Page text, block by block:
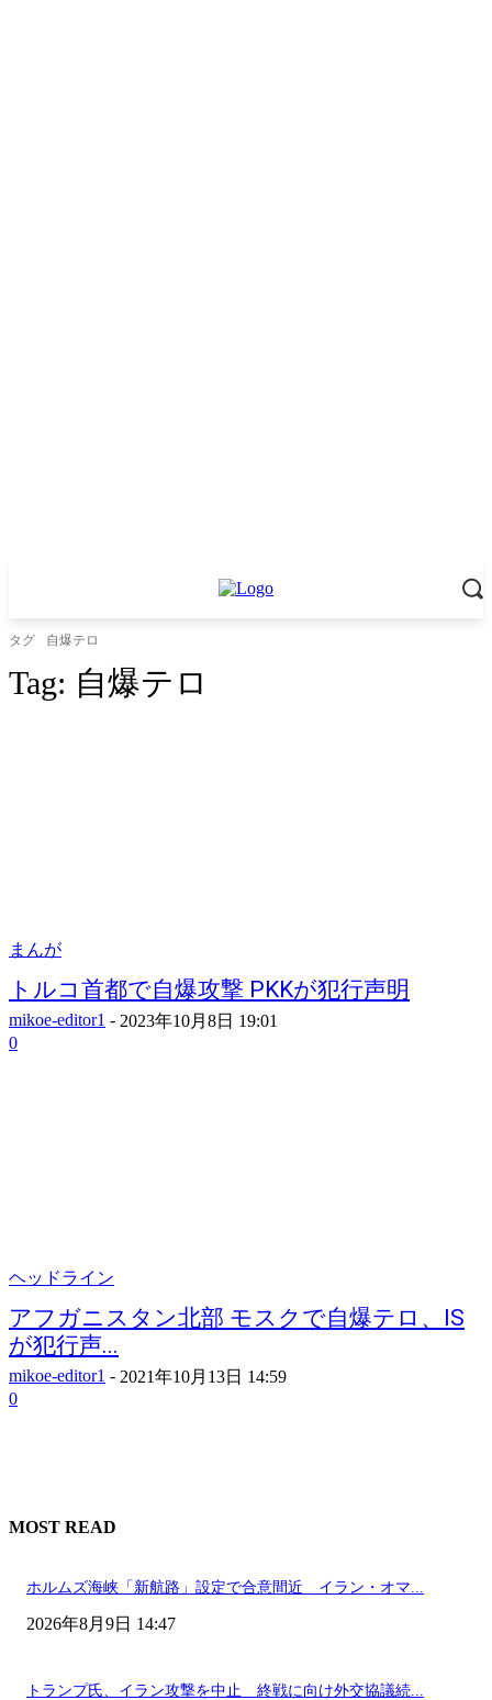
タグ 自爆テロ
Tag: 自爆テロ
まんが
トルコ首都で自爆攻撃 PKKが犯行声明
mikoe-editor1 - 2023年10月8日 19:01
0
ヘッドライン
アフガニスタン北部 モスクで自爆テロ、IS
が犯行声...
mikoe-editor1 - 2021年10月13日 14:59
0
MOST READ
ホルムズ海峡「新航路」設定で合意間近 イラン・オマ...
2026年8月9日 14:47
トランプ氏、イラン攻撃を中止 終戦に向け外交協議続...